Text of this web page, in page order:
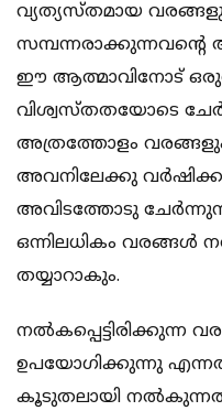
വ്യത്യസ്തമായ
ഈ ആത്മാവിനോട്
വിശ്വസ്തതയോടെ
അത്രത്തോളം
അവനിലേക്കു
അവിടത്തോടു
ഒന്നിലധികം വരങ്ങള്‍
തയ്യാറാകും.
നല്‍കപ്പെട്ടിരിക്കുന്ന
ഉപയോഗിക്കുന്നു
കൂടുതലായി